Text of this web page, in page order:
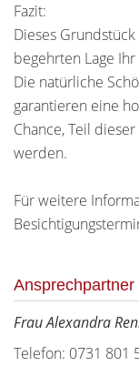
Fazit:
Dieses
begehrten Lage
Die natürliche
garantieren eine
Chance, Teil
werden.
Für weitere
Ansprechpartner
Frau Alexandra
Telefon: 0731 801